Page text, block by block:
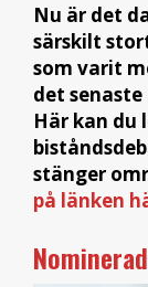
Nu är det
särskilt
som varit
det senaste
Här kan du
stänger
på länken